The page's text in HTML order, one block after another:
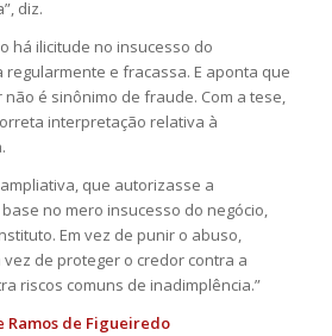
diz.
há ilicitude no insucesso do
e fracassa. E aponta que
é sinônimo de fraude. Com a tese,
interpretação relativa à
que autorizasse a
no mero insucesso do negócio,
Em vez de punir o abuso,
de proteger o credor contra a
riscos comuns de inadimplência.”
Ramos de Figueiredo